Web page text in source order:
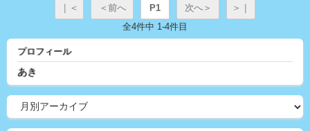
｜＜ ＜前へ P1 次へ＞
＞｜
全4件中 1-4件目
プロフィール
あき